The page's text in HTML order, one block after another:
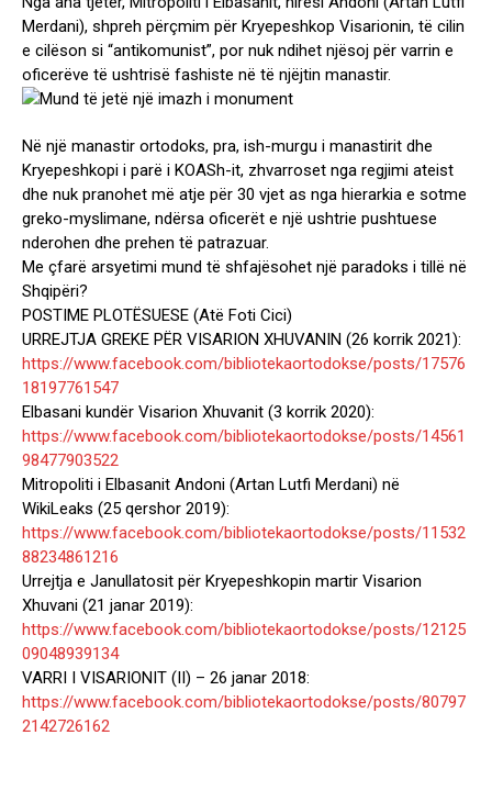
Merdani), shpreh përçmim për Kryepeshkop Visarionin, të cilin
e cilëson si “antikomunist”, por nuk ndihet njësoj për varrin e
oficerëve të ushtrisë fashiste në të njëjtin manastir.
Në një manastir ortodoks, pra, ish-murgu i manastirit dhe
Kryepeshkopi i parë i KOASh-it, zhvarroset nga regjimi ateist
dhe nuk pranohet më atje për 30 vjet as nga hierarkia e sotme
greko-myslimane, ndërsa oficerët e një ushtrie pushtuese
nderohen dhe prehen të patrazuar.
Me çfarë arsyetimi mund të shfajësohet një paradoks i tillë në
Shqipëri?
POSTIME PLOTËSUESE (Atë Foti Cici)
URREJTJA GREKE PËR VISARION XHUVANIN (26 korrik 2021):
https://www.facebook.com/bibliotekaortodokse/posts/17576
18197761547
Elbasani kundër Visarion Xhuvanit (3 korrik 2020):
https://www.facebook.com/bibliotekaortodokse/posts/14561
98477903522
Mitropoliti i Elbasanit Andoni (Artan Lutfi Merdani) në
WikiLeaks (25 qershor 2019):
https://www.facebook.com/bibliotekaortodokse/posts/11532
88234861216
Urrejtja e Janullatosit për Kryepeshkopin martir Visarion
Xhuvani (21 janar 2019):
https://www.facebook.com/bibliotekaortodokse/posts/12125
09048939134
VARRI I VISARIONIT (II) – 26 janar 2018:
https://www.facebook.com/bibliotekaortodokse/posts/80797
2142726162